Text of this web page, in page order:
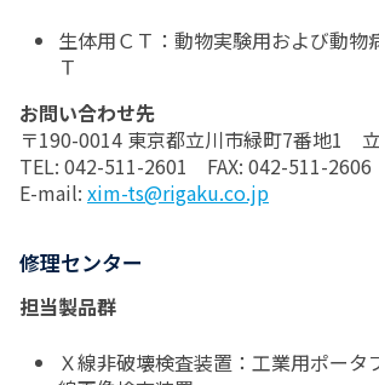
生体用ＣＴ：動物実験用および動物
Ｔ
お問い合わせ先
〒190-0014 東京都立川市緑町7番地1
TEL: 042-511-2601 FAX: 042-511-2606
E-mail: xim-ts@rigaku.co.jp
修理センター
担当製品群
Ｘ線非破壊検査装置：工業用ポータ